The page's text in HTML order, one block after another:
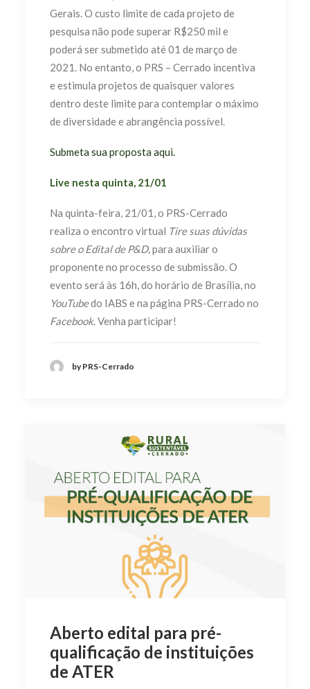
Gerais. O custo limite de cada projeto de
pesquisa não pode superar R$250 mil e
poderá ser submetido até 01 de março de
2021. No entanto, o PRS – Cerrado incentiva
e estimula projetos de quaisquer valores
dentro deste limite para contemplar o máximo
de diversidade e abrangência possível.
Submeta sua proposta aqui.
Live nesta quinta, 21/01
Na quinta-feira, 21/01, o PRS-Cerrado
realiza o encontro virtual Tire suas dúvidas
sobre o Edital de P&D,para auxiliar o
proponente no processo de submissão. O
evento será às 16h, do horário de Brasília, no
YouTubedo IABS e na página PRS-Cerrado no
Facebook. Venha participar!
by PRS-Cerrado
Aberto edital para pré-
qualificação de instituições
de ATER